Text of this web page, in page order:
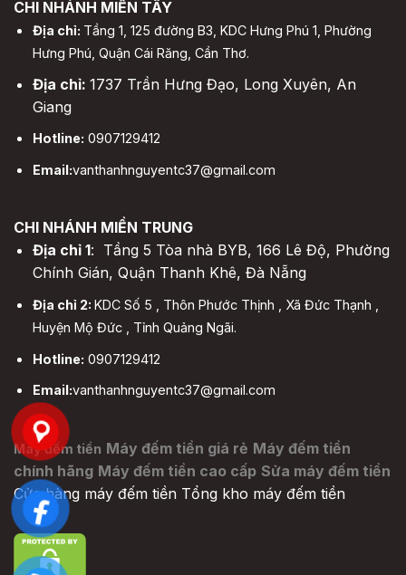
CHI NHÁNH MIỀN TÂY
Địa chỉ: Tầng 1, 125 đường B3, KDC Hưng Phú 1, Phường
Hưng Phú, Quận Cái Răng, Cần Thơ.
Địa chỉ: 1737 Trần Hưng Đạo, Long Xuyên, An
Giang
Hotline: 0907129412
Email:vanthanhnguyentc37@gmail.com
CHI NHÁNH MIỀN TRUNG
Địa chỉ 1: Tầng 5 Tòa nhà BYB, 166 Lê Độ, Phường
Chính Gián, Quận Thanh Khê, Đà Nẵng
Địa chỉ 2: KDC Số 5 , Thôn Phước Thịnh , Xã Đức Thạnh ,
Huyện Mộ Đức , Tỉnh Quảng Ngãi.
Hotline: 0907129412
Email:vanthanhnguyentc37@gmail.com
Máy đếm tiền Máy đếm tiền giá rẻ Máy đếm tiền
chính hãng Máy đếm tiền cao cấp Sửa máy đếm tiền
Cửa hàng máy đếm tiền Tổng kho máy đếm tiền